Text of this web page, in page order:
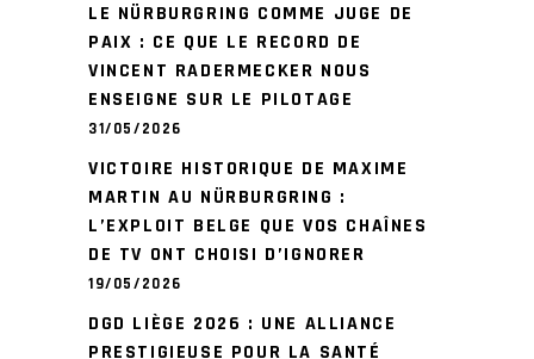
LE NÜRBURGRING COMME JUGE DE
PAIX : CE QUE LE RECORD DE
VINCENT RADERMECKER NOUS
ENSEIGNE SUR LE PILOTAGE
31/05/2026
VICTOIRE HISTORIQUE DE MAXIME
MARTIN AU NÜRBURGRING :
L’EXPLOIT BELGE QUE VOS CHAÎNES
DE TV ONT CHOISI D’IGNORER
19/05/2026
DGD LIÈGE 2026 : UNE ALLIANCE
PRESTIGIEUSE POUR LA SANTÉ